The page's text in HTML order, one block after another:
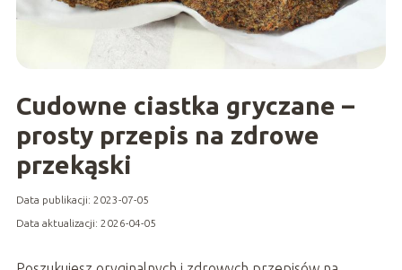
Cudowne ciastka gryczane –
prosty przepis na zdrowe
przekąski
Data publikacji: 2023-07-05
Data aktualizacji: 2026-04-05